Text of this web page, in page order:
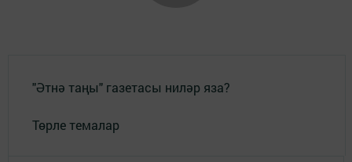
"Әтнә таңы" газетасы ниләр яза?
Төрле темалар